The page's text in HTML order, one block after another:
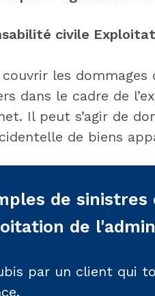
civile
les
dans le cadre de
Il peut s’agir de
de biens
de
de
par un client qui